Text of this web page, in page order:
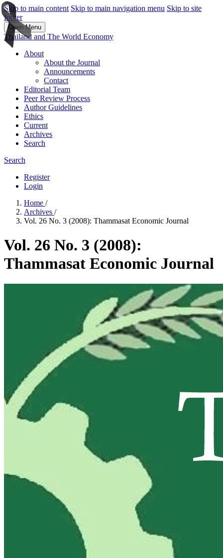
Skip to main content Skip to main navigation menu Skip to site
footer
Open Menu
Thailand and The World Economy
About
About the Journal
Announcements
Contact
Editorial Team
Peer Review Process
Author Guidelines
Ethics
Current
Archives
Search
Search
Register
Login
Home /
Archives /
Vol. 26 No. 3 (2008): Thammasat Economic Journal
Vol. 26 No. 3 (2008):
Thammasat Economic Journal